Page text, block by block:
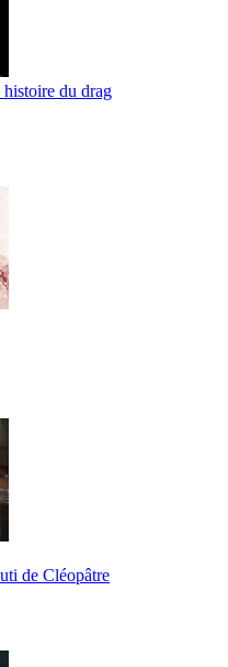
histoire du drag
de Cléopâtre